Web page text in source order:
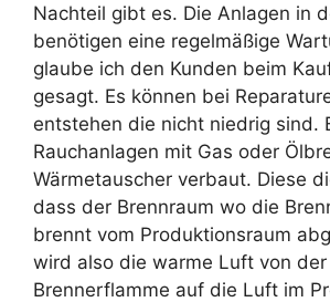
Nachteil gibt es. Die Anlagen in
benötigen eine regelmäßige
glaube ich den Kunden beim
gesagt. Es können bei
entstehen die nicht niedrig sind.
Rauchanlagen mit Gas oder
Wärmetauscher verbaut. Diese
dass der Brennraum wo die
brennt vom Produktionsraum
wird also die warme Luft von der
Brennerflamme auf die Luft im